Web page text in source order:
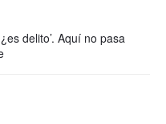
delito’. Aquí no pasa